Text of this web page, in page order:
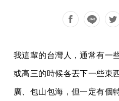
我這輩的台灣人，通常有一
或高三的時候各丟下一些東
廣、包山包海，但一定有個